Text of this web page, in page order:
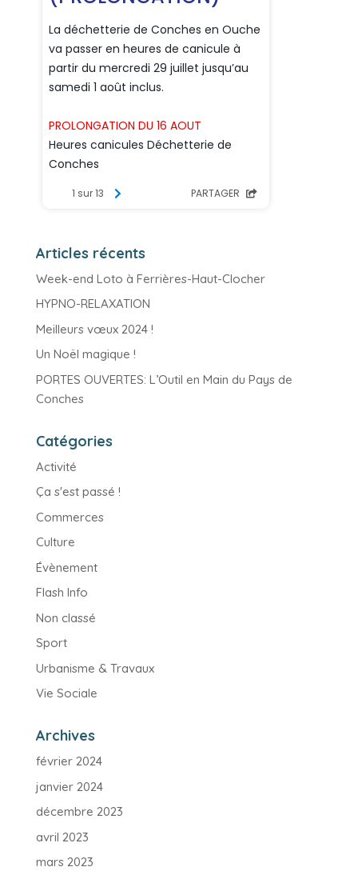
Articles récents
Week-end Loto à Ferrières-Haut-Clocher
HYPNO-RELAXATION
Meilleurs vœux 2024 !
Un Noël magique !
PORTES OUVERTES: L’Outil en Main du Pays de
Conches
Catégories
Activité
Ça s'est passé !
Commerces
Culture
Évènement
Flash Info
Non classé
Sport
Urbanisme & Travaux
Vie Sociale
Archives
février 2024
janvier 2024
décembre 2023
avril 2023
mars 2023